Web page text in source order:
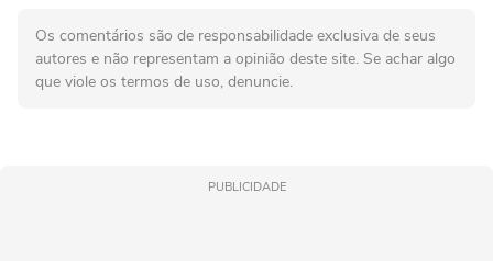
Os comentários são de responsabilidade exclusiva de seus
autores e não representam a opinião deste site. Se achar algo
que viole os termos de uso, denuncie.
PUBLICIDADE